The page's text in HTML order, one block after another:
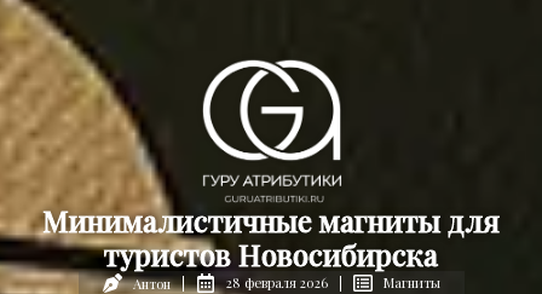
Минималистичные магниты для
туристов Новосибирска
Антон 28 февраля 2026 Магниты